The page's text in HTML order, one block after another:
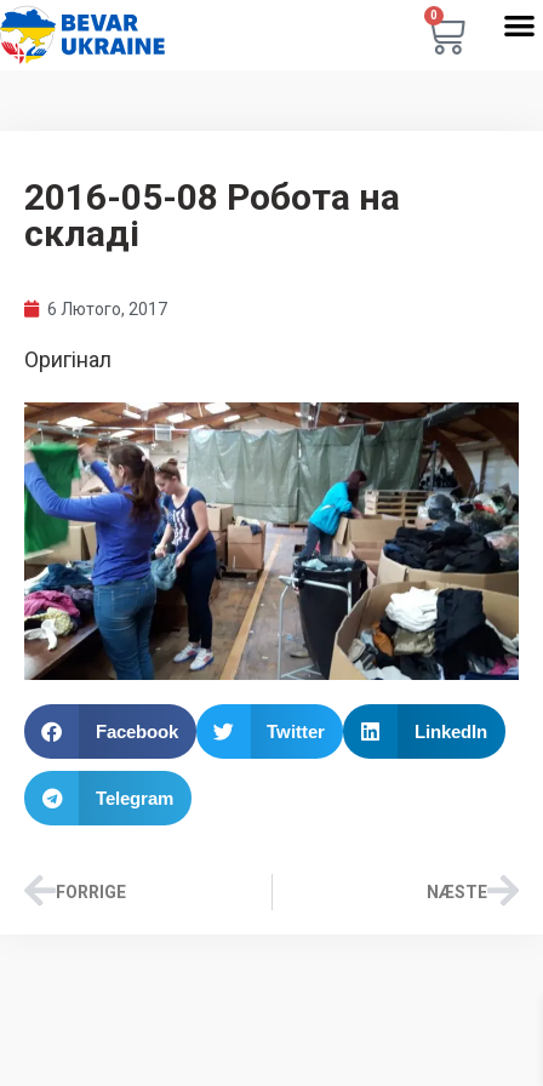
0
2016-05-08 Робота на
складі
6 Лютого, 2017
Оригінал
Facebook Twitter LinkedIn
Telegram
FORRIGE NÆSTE